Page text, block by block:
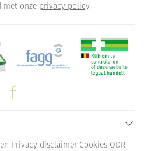
met onze privacy policy.
Privacy disclaimer Cookies ODR-